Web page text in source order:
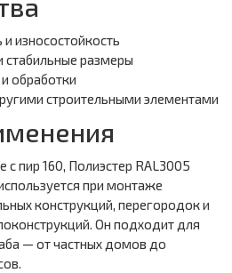
износостойкость
стабильные размеры
обработки
строительными элементами
пир 160, Полиэстер RAL3005
при монтаже
конструкций, перегородок и
Он подходит для
— от частных домов до